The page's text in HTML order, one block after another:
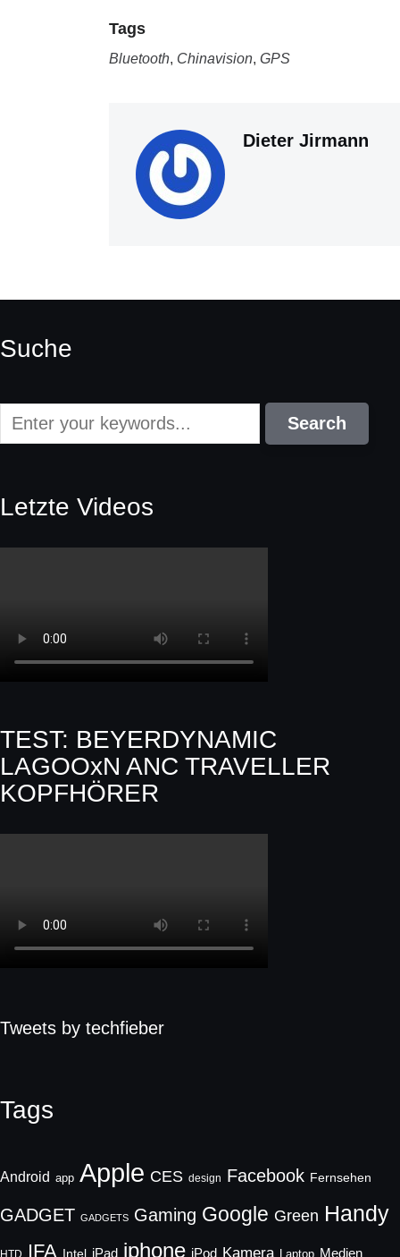
Tags
Bluetooth, Chinavision,GPS
Dieter Jirmann
Suche
Letzte Videos
TEST: BEYERDYNAMIC
LAGOOxN ANC TRAVELLER
KOPFHÖRER
Tweets by techfieber
Tags
Android app Apple CES design Facebook Fernsehen
GADGET GADGETS Gaming Google Green Handy
HTD IFA Intel iPad iphone iPod Kamera Laptop Medien